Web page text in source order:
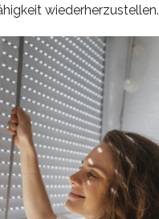
wiederherzustellen.